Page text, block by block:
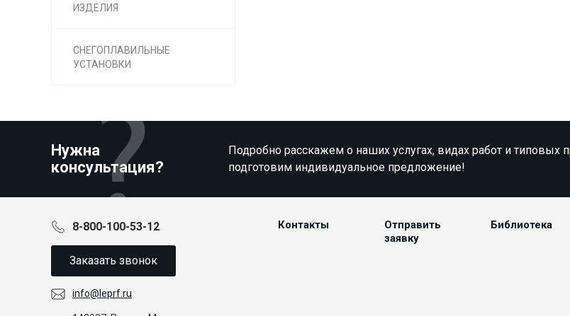
ИЗДЕЛИЯ
СНЕГОПЛАВИЛЬНЫЕ
УСТАНОВКИ
Нужна
консультация?
Подробно расскажем о наших услугах, видах работ и типовых
подготовим индивидуальное предложение!
8-800-100-53-12
Заказать звонок
info@leprf.ru
Контакты
Отправить
заявку
Библиотека